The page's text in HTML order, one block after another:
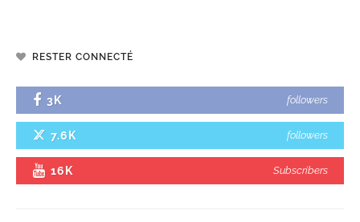
RESTER CONNECTÉ
3K followers
7.6K followers
16K Subscribers